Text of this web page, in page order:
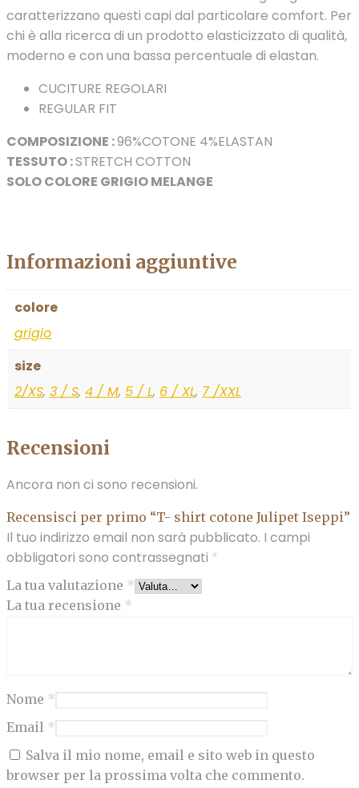
caratterizzano questi capi dal particolare comfort. Per
chi è alla ricerca di un prodotto elasticizzato di qualità,
moderno e con una bassa percentuale di elastan.
CUCITURE REGOLARI
REGULAR FIT
COMPOSIZIONE :96%COTONE 4%ELASTAN
TESSUTO :STRETCH COTTON
SOLO COLORE GRIGIO MELANGE
Informazioni aggiuntive
colore
grigio
size
2/XS, 3 / S, 4 / M, 5 / L, 6 / XL, 7 /XXL
Recensioni
Ancora non ci sono recensioni.
Recensisci per primo “T- shirt cotone Julipet Iseppi”
Il tuo indirizzo email non sarà pubblicato. I campi
obbligatori sono contrassegnati *
La tua valutazione *
La tua recensione *
Nome *
Email *
Salva il mio nome, email e sito web in questo
browser per la prossima volta che commento.